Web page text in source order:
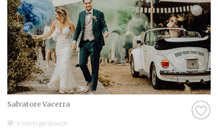
Salvatore Vacerra
's-Hertogenbosch